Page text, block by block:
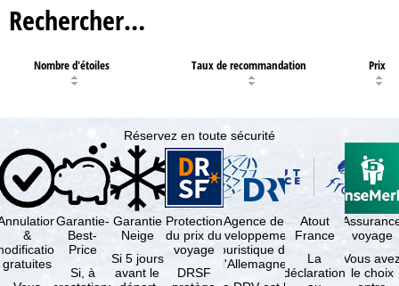
Rechercher…
Nombre d'étoiles Taux de recommandation Prix
Réservez en toute sécurité
&
gratuites
Garantie-
Best-
Price
Si, à
Garantie
Neige
Si 5 jours
avant le
Protection
du prix du
voyage
DRSF
Agence de
développement
touristique de
l'Allemagne
Atout
France
La
déclaration
voyage
Vous
le choix